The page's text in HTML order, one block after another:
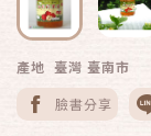
產地 臺灣 臺南市
臉書分享